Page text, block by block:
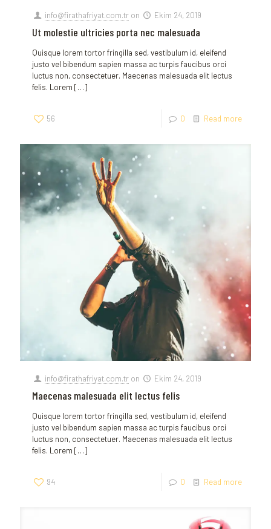
info@firathafriyat.com.tr on Ekim 24, 2019
Ut molestie ultricies porta nec malesuada
Quisque lorem tortor fringilla sed, vestibulum id, eleifend
justo vel bibendum sapien massa ac turpis faucibus orci
luctus non, consectetuer. Maecenas malesuada elit lectus
felis. Lorem […]
56 0 Read more
info@firathafriyat.com.tr on Ekim 24, 2019
Maecenas malesuada elit lectus felis
Quisque lorem tortor fringilla sed, vestibulum id, eleifend
justo vel bibendum sapien massa ac turpis faucibus orci
luctus non, consectetuer. Maecenas malesuada elit lectus
felis. Lorem […]
94 0 Read more